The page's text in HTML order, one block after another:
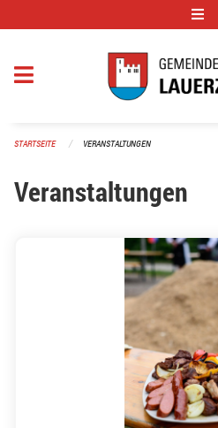
STARTSEITE VERANSTALTUNGEN
Veranstaltungen